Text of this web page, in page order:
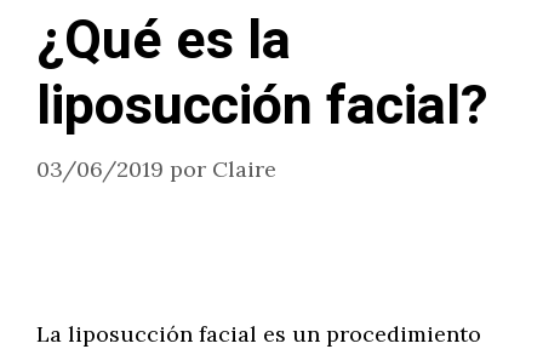
¿Qué es la
liposucción facial?
03/06/2019 por Claire
La liposucción facial es un procedimiento